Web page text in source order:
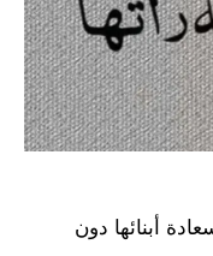
أبنائها دون